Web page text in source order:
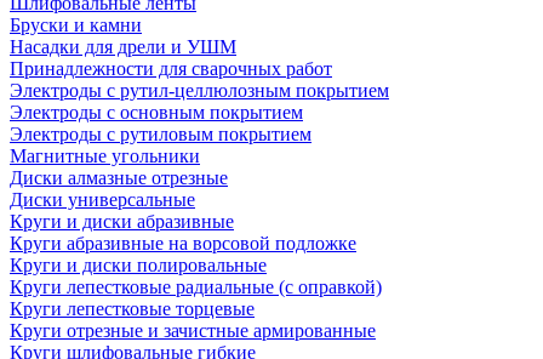
Бруски и камни
Насадки для дрели и УШМ
Принадлежности для сварочных работ
Электроды с рутил-целлюлозным покрытием
Электроды с основным покрытием
Электроды с рутиловым покрытием
Магнитные угольники
Диски алмазные отрезные
Диски универсальные
Круги и диски абразивные
Круги абразивные на ворсовой подложке
Круги и диски полировальные
Круги лепестковые радиальные (с оправкой)
Круги лепестковые торцевые
Круги отрезные и зачистные армированные
Круги шлифовальные гибкие